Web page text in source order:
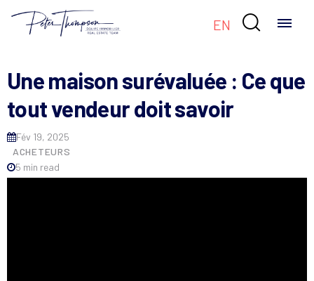
EN 
Une maison surévaluée : Ce que
tout vendeur doit savoir
Fév 19, 2025
ACHETEURS
5 min read